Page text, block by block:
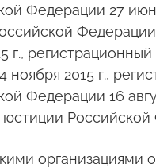
Федерации 27
г.,
2015 г.,
Федерации 16